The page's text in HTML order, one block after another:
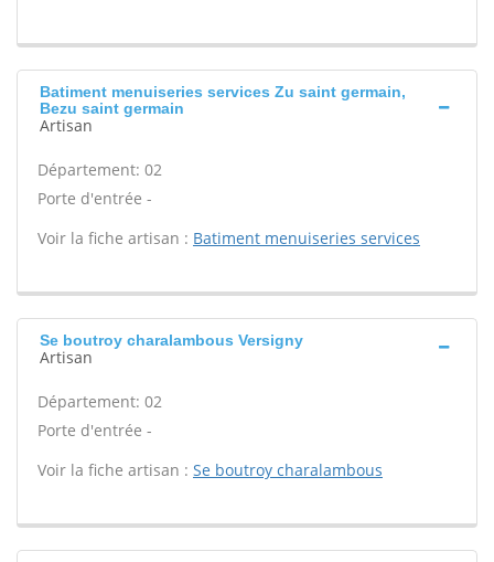
Batiment menuiseries services Zu saint germain,
Bezu saint germain
Artisan
Département: 02
Porte d'entrée -
Voir la fiche artisan : Batiment menuiseries services
Se boutroy charalambous Versigny
Artisan
Département: 02
Porte d'entrée -
Voir la fiche artisan : Se boutroy charalambous